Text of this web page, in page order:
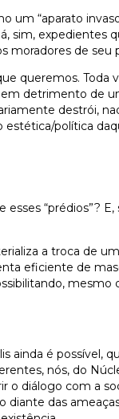
um “aparato
sim, expedientes
moradores de seu
queremos. Toda
detrimento de
destrói,
estética/política
“prédios”?
a troca de
eficiente de
mesmo
ainda é possível,
nós, do
o diálogo com a
diante das